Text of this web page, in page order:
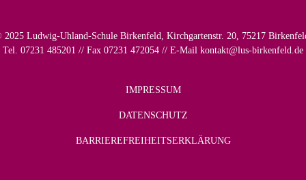
2025 Ludwig-Uhland-Schule Birkenfeld, Kirchgartenstr. 20, 75217
Tel. 07231 485201 // Fax 07231 472054 // E-Mail kontakt@lus-birkenfeld.de
IMPRESSUM
DATENSCHUTZ
BARRIEREFREIHEITSERKLÄRUNG